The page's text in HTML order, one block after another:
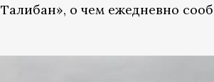
о чем ежедневно